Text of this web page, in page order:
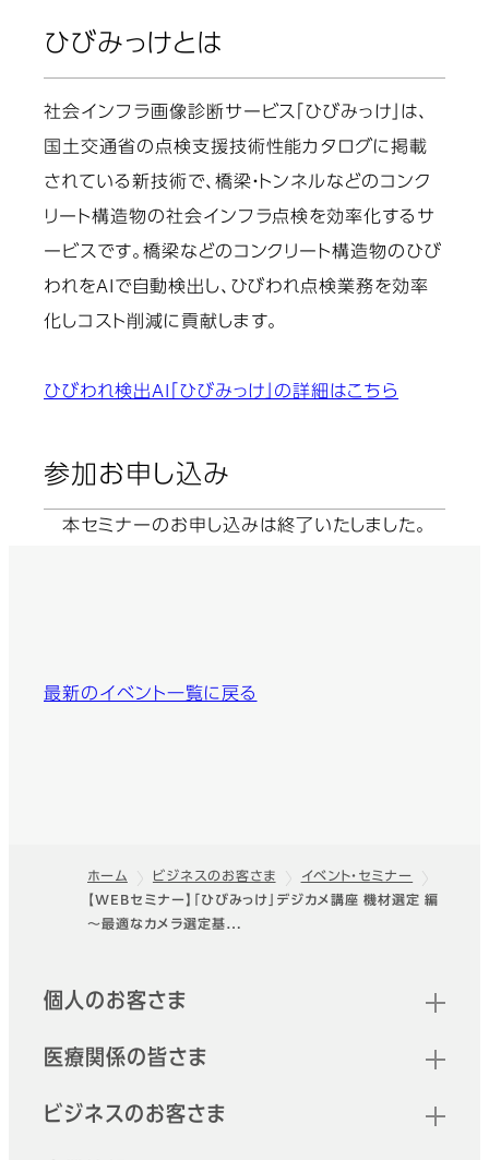
ひびみっけとは
社会インフラ画像診断サービス「ひびみっけ」は、
国土交通省の点検支援技術性能カタログに掲載
されている新技術で、橋梁・トンネルなどのコンク
リート構造物の社会インフラ点検を効率化するサ
ービスです。橋梁などのコンクリート構造物のひび
われをAIで自動検出し、ひびわれ点検業務を効率
化しコスト削減に貢献します。
ひびわれ検出AI「ひびみっけ」の詳細はこちら
参加お申し込み
本セミナーのお申し込みは終了いたしました。
最新のイベント一覧に戻る
フッター
ホーム ビジネスのお客さま
イベント・セミナー
【WEBセミナー】「ひびみっけ」デジカメ講座 機材選定 編
～最適なカメラ選定基…
クイックリンク
個人のお客さま
医療関係の皆さま
ビジネスのお客さま